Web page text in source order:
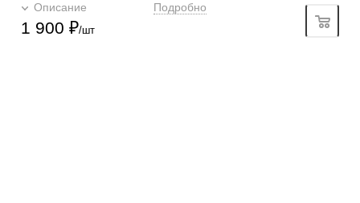
Описание
Подробно
1 900 ₽/шт